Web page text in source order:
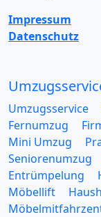
Impressum
Datenschutz
Umzugsservice
Fernumzug
Mini Umzug
Seniorenumzug
Entrümpelung
Möbellift